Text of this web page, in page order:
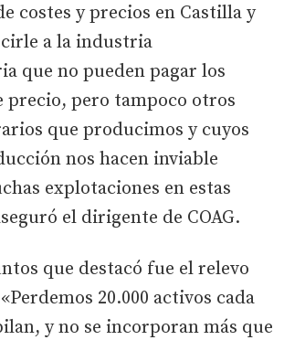
costes y precios en Castilla y
a la industria
que no pueden pagar los
precio, pero tampoco otros
que producimos y cuyos
nos hacen inviable
explotaciones en estas
el dirigente de COAG.
que destacó fue el relevo
20.000 activos cada
y no se incorporan más que